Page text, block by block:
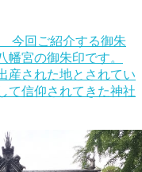
今回ご紹介する御朱
宮の御朱印です。
産された地とされてい
て信仰されてきた神社